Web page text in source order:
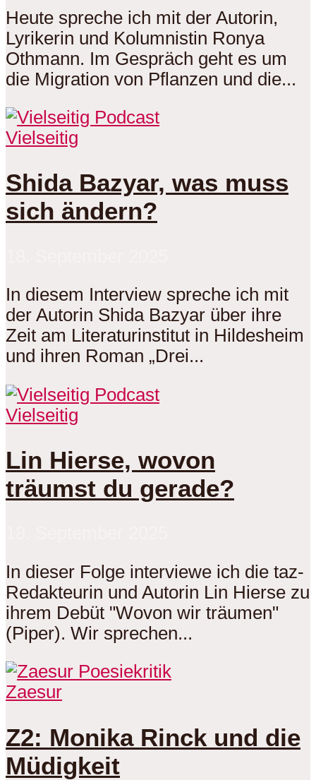
Heute spreche ich mit der Autorin,
Lyrikerin und Kolumnistin Ronya
Othmann. Im Gespräch geht es um
die Migration von Pflanzen und die...
Vielseitig
Shida Bazyar, was muss
sich ändern?
In diesem Interview spreche ich mit
der Autorin Shida Bazyar über ihre
Zeit am Literaturinstitut in Hildesheim
und ihren Roman „Drei...
Vielseitig
Lin Hierse, wovon
träumst du gerade?
In dieser Folge interviewe ich die taz-
Redakteurin und Autorin Lin Hierse zu
ihrem Debüt "Wovon wir träumen"
(Piper). Wir sprechen...
Zaesur
Z2: Monika Rinck und die
Müdigkeit